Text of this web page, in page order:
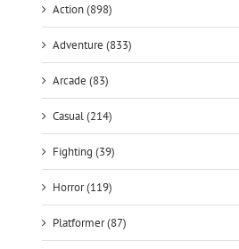
Action (898)
Adventure (833)
Arcade (83)
Casual (214)
Fighting (39)
Horror (119)
Platformer (87)